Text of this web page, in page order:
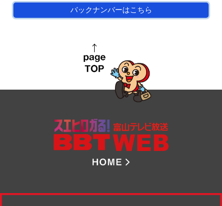
バックナンバーはこちら